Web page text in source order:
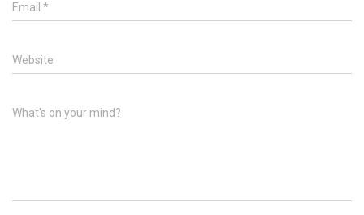
Email *
Website
What's on your mind?